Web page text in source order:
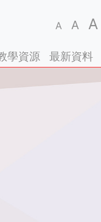
A A A
學資源 最新資料